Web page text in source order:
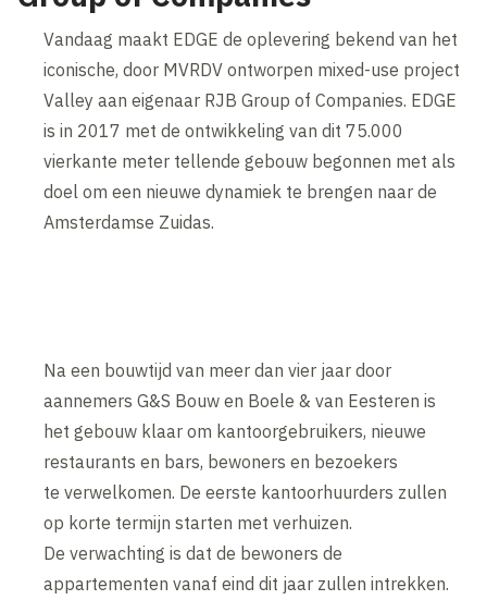
Vandaag maakt EDGE de oplevering bekend van het
iconische, door MVRDV ontworpen mixed-use project
Valley aan eigenaar RJB Group of Companies. EDGE
is in 2017 met de ontwikkeling van dit 75.000
vierkante meter tellende gebouw begonnen met als
doel om een nieuwe dynamiek te brengen naar de
Amsterdamse Zuidas.
Na een bouwtijd van meer dan vier jaar door
aannemers G&S Bouw en Boele & van Eesteren is
het gebouw klaar om kantoorgebruikers, nieuwe
restaurants en bars, bewoners en bezoekers
te verwelkomen. De eerste kantoorhuurders zullen
op korte termijn starten met verhuizen.
De verwachting is dat de bewoners de
appartementen vanaf eind dit jaar zullen intrekken.